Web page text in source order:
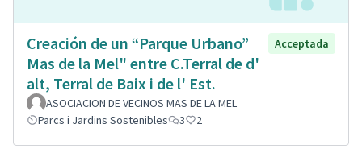
Creación de un “Parque Urbano”
Mas de la Mel" entre C.Terral de d'
alt, Terral de Baix i de l' Est.
Acceptada
ASOCIACION DE VECINOS MAS DE LA MEL
Parcs i Jardins Sostenibles
3 2